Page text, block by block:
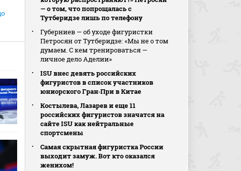
— о том, что попрощалась с
Тутберидзе лишь по телефону
Губерниев — об уходе фигуристки
Петросян от Тутберидзе: «Мы не о том
думаем. С кем тренироваться —
личное дело Аделии»
ISU внес девять российских
фигуристов в список участников
юниорского Гран‑При в Китае
Костылева, Лазарев и еще 11
российских фигуристов значатся на
сайте ISU как нейтральные
спортсмены
Самая скрытная фигуристка России
выходит замуж. Вот кто оказался
женихом!